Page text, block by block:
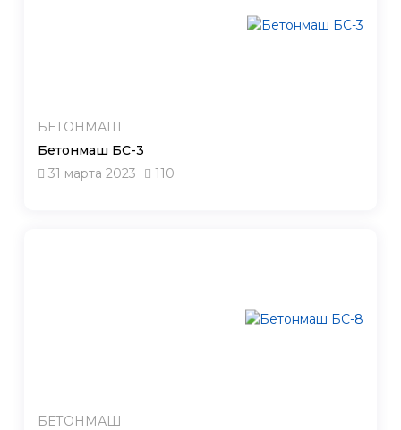
БЕТОНМАШ
Бетонмаш БС-3
31 марта 2023
110
БЕТОНМАШ